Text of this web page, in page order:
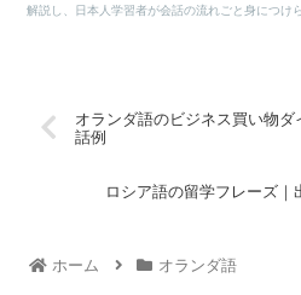
解説し、日本人学習者が会話の流れごと身につけ
オランダ語のビジネス買い物
話例
ロシア語の留学フレーズ
ホーム オランダ語